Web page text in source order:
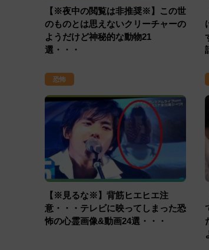
【※夜中の閲覧は非推奨※】この世
のものとは思えないクリーチャーの
ようだけど神秘的な動物21
選・・・
恐怖
【※見るな※】背筋ヒエヒエ注
意・・・テレビに映ってしまった恐
怖の心霊画像&動画24選・・・